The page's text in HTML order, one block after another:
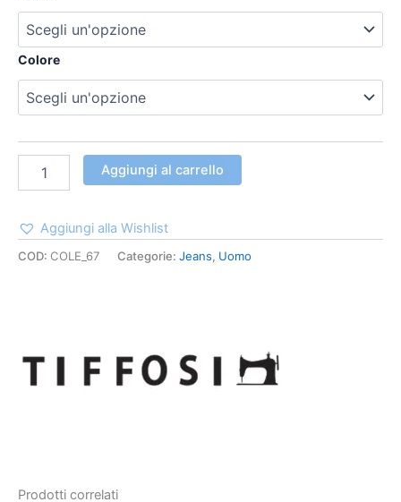
Colore
Aggiungi al carrello
Aggiungi alla Wishlist
COD: COLE_67 Categorie: Jeans, Uomo
Prodotti correlati